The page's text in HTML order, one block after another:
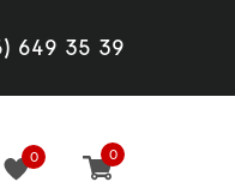
649 35 39
0 0